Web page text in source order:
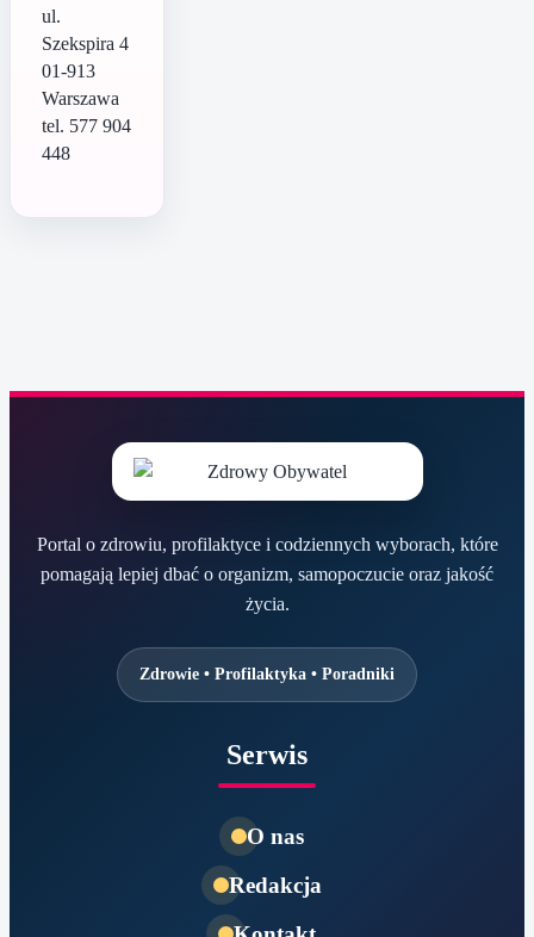
ul.
Szekspira 4
01-913
Warszawa
tel. 577 904
448
Portal o zdrowiu, profilaktyce i codziennych wyborach, które
pomagają lepiej dbać o organizm, samopoczucie oraz jakość
życia.
Zdrowie • Profilaktyka • Poradniki
Serwis
O nas
Redakcja